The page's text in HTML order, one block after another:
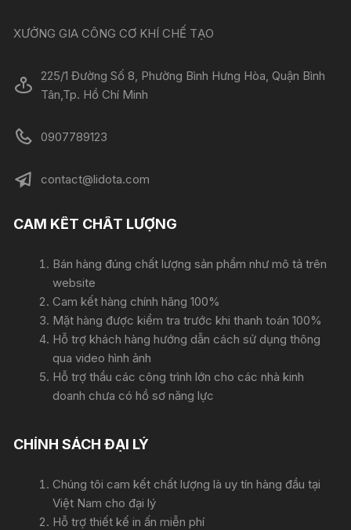
XƯỞNG GIA CÔNG CƠ KHÍ CHẾ TẠO
225/1 Đường Số 8, Phường Bình Hưng Hòa, Quận Bình
Tân,Tp. Hồ Chí Minh
0907789123
contact@lidota.com
CAM KẾT CHẤT LƯỢNG
Bán hàng đúng chất lượng sản phẩm như mô tả trên
website
Cam kết hàng chính hãng 100%
Mặt hàng được kiểm tra trước khi thanh toán 100%
Hỗ trợ khách hàng hướng dẫn cách sử dụng thông
qua video hình ảnh
Hỗ trợ thầu các công trình lớn cho các nhà kinh
doanh chưa có hồ sơ năng lực
CHÍNH SÁCH ĐẠI LÝ
Chúng tôi cam kết chất lượng là uy tín hàng đầu tại
Việt Nam cho đại lý
Hỗ trợ thiết kế in ấn miễn phí